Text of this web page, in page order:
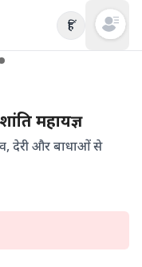
हिं Open
महायज्ञ
देरी और बाधाओं से